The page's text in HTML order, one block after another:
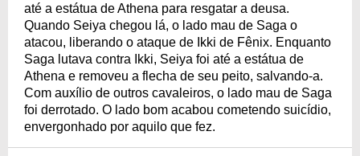
até a estátua de Athena para resgatar a deusa.
Quando Seiya chegou lá, o lado mau de Saga o
atacou, liberando o ataque de Ikki de Fênix. Enquanto
Saga lutava contra Ikki, Seiya foi até a estátua de
Athena e removeu a flecha de seu peito, salvando-a.
Com auxílio de outros cavaleiros, o lado mau de Saga
foi derrotado. O lado bom acabou cometendo suicídio,
envergonhado por aquilo que fez.